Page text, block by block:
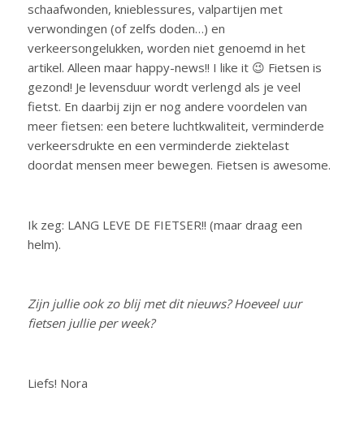
schaafwonden, knieblessures, valpartijen met
verwondingen (of zelfs doden…) en
verkeersongelukken, worden niet genoemd in het
artikel. Alleen maar happy-news!! I like it 😉 Fietsen is
gezond! Je levensduur wordt verlengd als je veel
fietst. En daarbij zijn er nog andere voordelen van
meer fietsen: een betere luchtkwaliteit, verminderde
verkeersdrukte en een verminderde ziektelast
doordat mensen meer bewegen. Fietsen is awesome.
Ik zeg: LANG LEVE DE FIETSER!! (maar draag een
helm).
Zijn jullie ook zo blij met dit nieuws? Hoeveel uur
fietsen jullie per week?
Liefs! Nora